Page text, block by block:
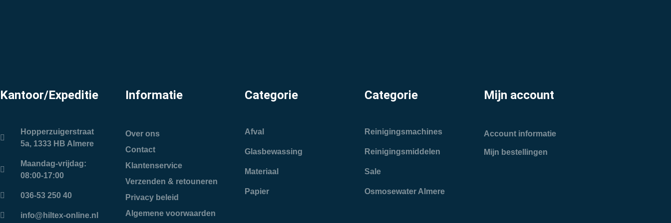
Kantoor/Expeditie
Hopperzuigerstraat
5a, 1333 HB Almere
Maandag-vrijdag:
08:00-17:00
036-53 250 40
info@hiltex-online.nl
Informatie
Over ons
Contact
Klantenservice
Verzenden & retouneren
Privacy beleid
Algemene voorwaarden
Categorie
Afval
Glasbewassing
Materiaal
Papier
Categorie
Reinigingsmachines
Reinigingsmiddelen
Sale
Osmosewater Almere
Mijn account
Account informatie
Mijn bestellingen